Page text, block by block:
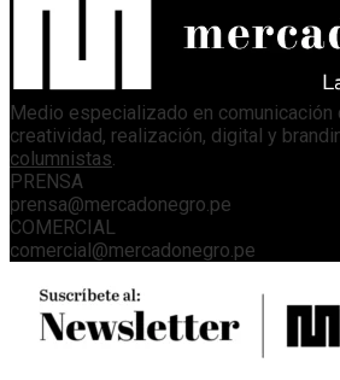
Medio especializado en comunicación
creatividad, realización, digital y
columnistas.
PRENSA
prensa@mercadonegro.pe
COMERCIAL
comercial@mercadonegro.pe